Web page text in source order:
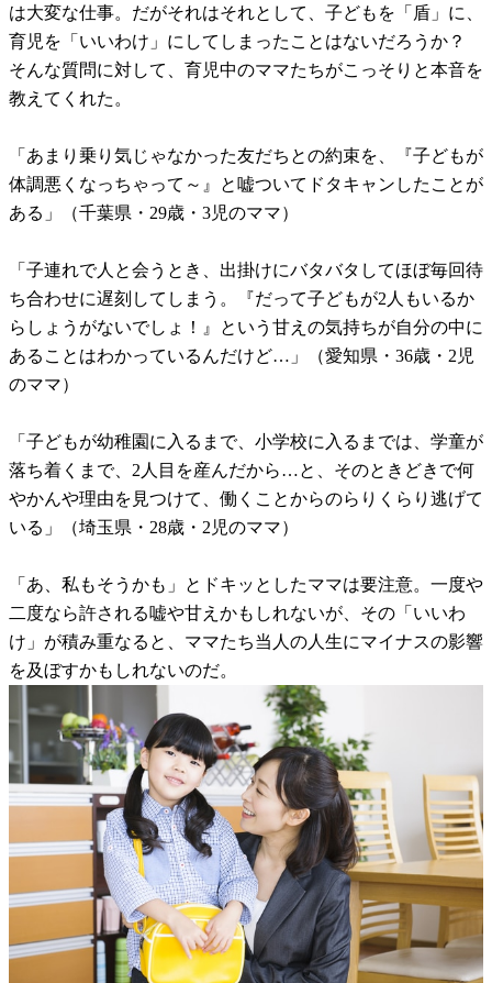
は大変な仕事。だがそれはそれとして、子どもを「盾」に、
育児を「いいわけ」にしてしまったことはないだろうか？
そんな質問に対して、育児中のママたちがこっそりと本音を
教えてくれた。
「あまり乗り気じゃなかった友だちとの約束を、『子どもが
体調悪くなっちゃって～』と嘘ついてドタキャンしたことが
ある」（千葉県・29歳・3児のママ）
「子連れで人と会うとき、出掛けにバタバタしてほぼ毎回待
ち合わせに遅刻してしまう。『だって子どもが2人もいるか
らしょうがないでしょ！』という甘えの気持ちが自分の中に
あることはわかっているんだけど…」（愛知県・36歳・2児
のママ）
「子どもが幼稚園に入るまで、小学校に入るまでは、学童が
落ち着くまで、2人目を産んだから…と、そのときどきで何
やかんや理由を見つけて、働くことからのらりくらり逃げて
いる」（埼玉県・28歳・2児のママ）
「あ、私もそうかも」とドキッとしたママは要注意。一度や
二度なら許される嘘や甘えかもしれないが、その「いいわ
け」が積み重なると、ママたち当人の人生にマイナスの影響
を及ぼすかもしれないのだ。